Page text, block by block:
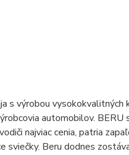
s výrobou
automobilov.
najviac cenia, patria
sviečky. Beru dodnes